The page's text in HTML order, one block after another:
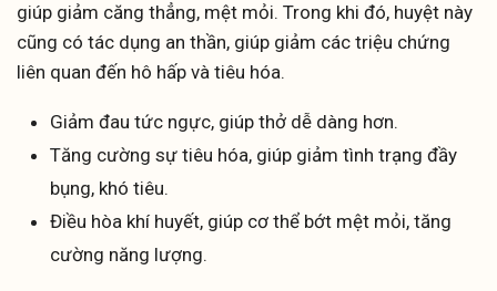
giúp giảm căng thẳng, mệt mỏi. Trong khi đó, huyệt này
cũng có tác dụng an thần, giúp giảm các triệu chứng
liên quan đến hô hấp và tiêu hóa.
Giảm đau tức ngực, giúp thở dễ dàng hơn.
Tăng cường sự tiêu hóa, giúp giảm tình trạng đầy
bụng, khó tiêu.
Điều hòa khí huyết, giúp cơ thể bớt mệt mỏi, tăng
cường năng lượng.